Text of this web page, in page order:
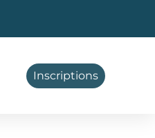
Inscriptions